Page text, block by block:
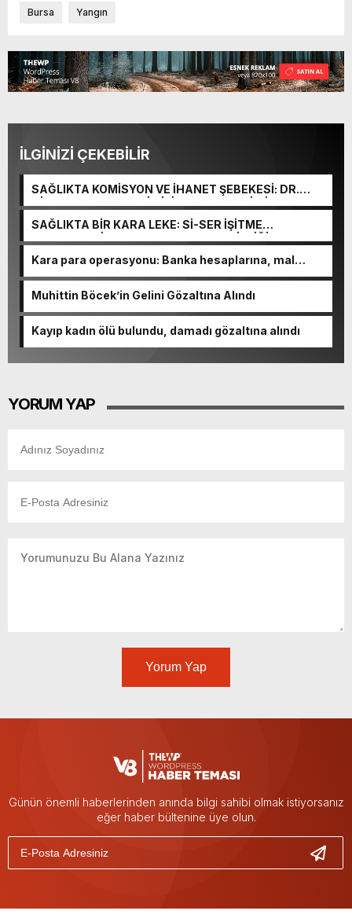
Bursa Yangın
İLGİNİZİ ÇEKEBİLİR
SAĞLIKTA KOMİSYON VE İHANET ŞEBEKESİ: DR.
NİHAT URUÇ VE SEMİH İŞİTME MERKEZİ’NİN SGK
VURGUNU!
SAĞLIKTA BİR KARA LEKE: Sİ-SER İŞİTME
MERKEZLERİ VE MODERN UMUT TACİRLİĞİ
Kara para operasyonu: Banka hesaplarına, mal
varlıklarına el konuldu
Muhittin Böcek’in Gelini Gözaltına Alındı
Kayıp kadın ölü bulundu, damadı gözaltına alındı
YORUM YAP
Yorum Yap
Günün önemli haberlerinden anında bilgi sahibi olmak istiyorsanız
eğer haber bültenine üye olun.